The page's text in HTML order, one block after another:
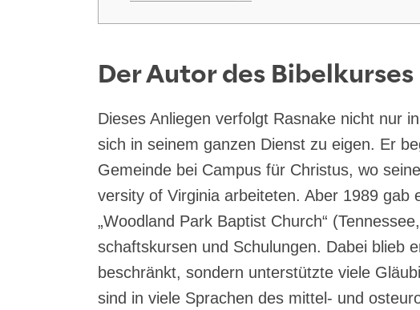
Der Autor des Bibelkurses
Die­ses Anlie­gen ver­folgt Ras­na­ke nicht nur
sich in sei­nem gan­zen Dienst zu eigen. Er
Gemein­de bei Cam­pus für Chris­tus, wo
ver­si­ty of Vir­gi­nia arbei­te­ten. Aber 1989 gab
„Wood­land Park Bap­tist Church“ (Ten­nes­see,
schafts­kur­sen und Schu­lun­gen. Dabei blieb
beschränkt, son­dern unter­stütz­te vie­le
sind in vie­le Spra­chen des mit­tel- und